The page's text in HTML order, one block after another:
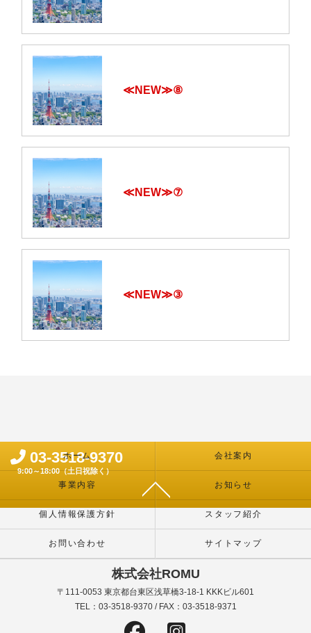
≪NEW≫⑧
≪NEW≫⑦
≪NEW≫③
03-3518-9370
9:00～18:00（土日祝除く）
ホーム 会社案内
事業内容 お知らせ
個人情報保護方針 スタッフ紹介
お問い合わせ サイトマップ
株式会社ROMU
〒111-0053 東京都台東区浅草橋3-18-1 KKKビル601
TEL：03-3518-9370 / FAX：03-3518-9371